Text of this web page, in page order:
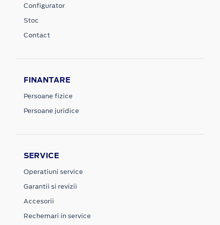
Configurator
Stoc
Contact
FINANTARE
Persoane fizice
Persoane juridice
SERVICE
Operatiuni service
Garantii si revizii
Accesorii
Rechemari in service